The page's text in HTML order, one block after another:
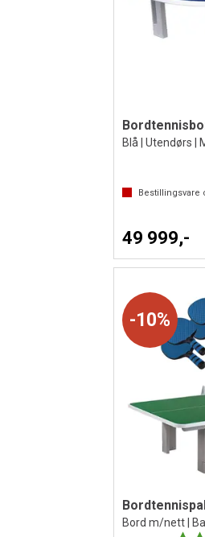
Blå | Utendørs |
Bestillingsvare
49 999,-
10%
Bord m/nett |